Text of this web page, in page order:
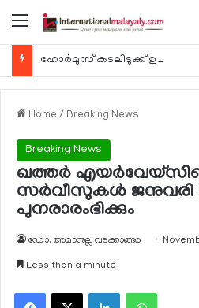
Menu
ഹോര്‍മുസ് കടലിടുക്ക് ഉടന്‍
Home / Breaking News
Breaking News
ഖത്തര്‍
സര്‍വീസുകള്‍ ജനുവരി
പുനരാരംഭിക്കും
ഡോ. അമാനുല്ല വടക്കാങ്ങര
Less than a minute
Facebook
X LinkedIn